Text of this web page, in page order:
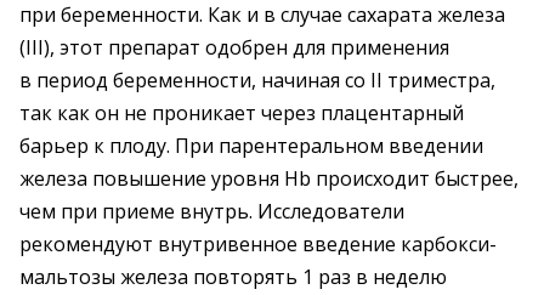
при беременности. Как и в случае сахарата железа
(III), этот препарат одобрен для применения
в период беременности, начиная со ІІ триместра,
так как он не проникает через плацентарный
барьер к плоду. При парентеральном введении
железа повы­шение уровня Hb происходит быстрее,
чем при приеме внутрь. Исследователи
рекомендуют внутривенное введение карбокси­
мальтозы железа повторять 1 раз в неделю